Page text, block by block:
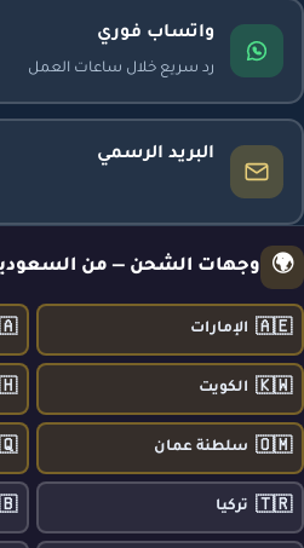
واتساب فوري
رد سريع خلال ساعات العمل
البريد الرسمي
🌍 وجهات الشحن — من السعودية
🇦🇪 الإمارات
🇰🇼 الكويت
🇴🇲 سلطنة عمان
🇹🇷 تركيا